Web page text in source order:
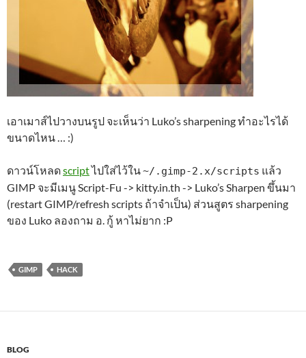
เอาเมาส์ไปวางบนรูป จะเห็นว่า Luko’s sharpening ทำอะไรได้
ขนาดไหน … :)
ดาวน์โหลดscriptไปใส่ไว้ใน~/.gimp-2.x/scripts แล้ว
GIMP จะมีเมนู Script-Fu -> kitty.in.th -> Luko’s Sharpen ขึ้นมา
(restart GIMP/refresh scripts ถ้าจำเป็น) ส่วนสูตร sharpening
ของ Luko ลองถาม อ. กู้ หาไม่ยาก :P
GIMP HACK
BLOG